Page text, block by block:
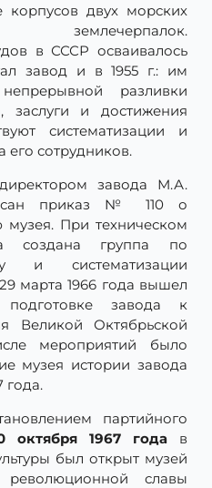
корпусов двух морских
землечерпалок.
в СССР осваивалось
завод и в 1955 г.: им
разливки
заслуги и достижения
систематизации и
сотрудников.
завода М.А.
приказ № 110 о
музея. При техническом
создана группа по
и систематизации
марта 1966 года вышел
завода к
Великой Октябрьской
мероприятий было
музея истории завода
года.
партийного
октября 1967 годав
был открыт музей
славы